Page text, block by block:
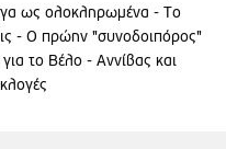
ως ολοκληρωμένα - Το
- Ο πρώην "συνοδοιπόρος"
το Βέλο - Αννίβας και